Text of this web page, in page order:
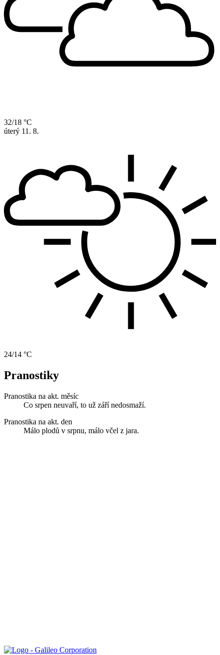
32/18 °C
úterý 11. 8.
24/14 °C
Pranostiky
Pranostika na akt. měsíc
Co srpen neuvaří, to už září nedosmaží.
Pranostika na akt. den
Málo plodů v srpnu, málo včel z jara.